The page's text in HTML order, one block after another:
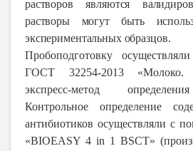
растворов являются
растворы могут быть
экспериментальных образцов.
Пробоподготовку
ГОСТ 32254-2013 «Молоко.
экспресс-метод
Контрольное определение
антибиотиков осуществляли с
«BIOEASY 4 in 1 BSCT»